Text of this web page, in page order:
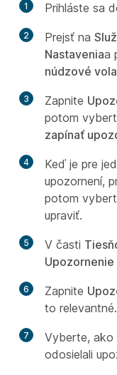
1 Prihláste sa
2 Prejsť na
Nastaveniaa
núdzové
3 Zapnite
potom
zapínať
4
Keď je pre
upozornení,
potom
upraviť.
5 V časti
6 Zapnite
to relevantné.
7
Vyberte, ako
odosielali